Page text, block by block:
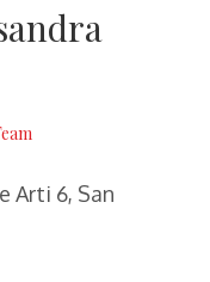
Arti 6, San